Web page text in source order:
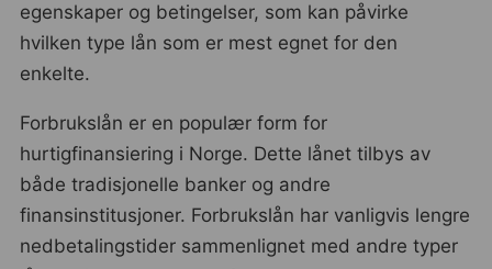
egenskaper og betingelser, som kan påvirke
hvilken type lån som er mest egnet for den
enkelte.
Forbrukslån er en populær form for
hurtigfinansiering i Norge. Dette lånet tilbys av
både tradisjonelle banker og andre
finansinstitusjoner. Forbrukslån har vanligvis lengre
nedbetalingstider sammenlignet med andre typer